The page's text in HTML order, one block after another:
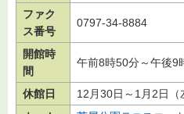
ファク
ス番号
0797-34-8884
開館時
間
午前8時50分～午後9
休館日
12月30日～1月2日（